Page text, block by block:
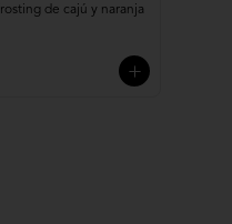
de cajú y naranja